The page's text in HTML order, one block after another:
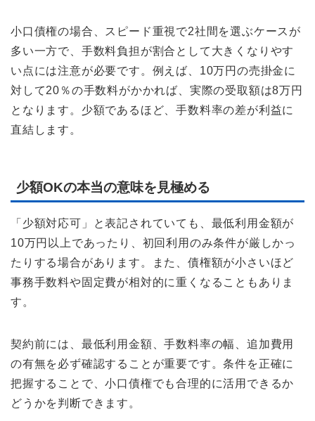
小口債権の場合、スピード重視で2社間を選ぶケースが
多い一方で、手数料負担が割合として大きくなりやす
い点には注意が必要です。例えば、10万円の売掛金に
対して20％の手数料がかかれば、実際の受取額は8万円
となります。少額であるほど、手数料率の差が利益に
直結します。
少額OKの本当の意味を見極める
「少額対応可」と表記されていても、最低利用金額が
10万円以上であったり、初回利用のみ条件が厳しかっ
たりする場合があります。また、債権額が小さいほど
事務手数料や固定費が相対的に重くなることもありま
す。
契約前には、最低利用金額、手数料率の幅、追加費用
の有無を必ず確認することが重要です。条件を正確に
把握することで、小口債権でも合理的に活用できるか
どうかを判断できます。